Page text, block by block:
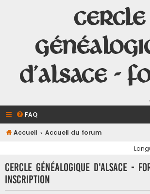
Cercle
d'Alsace -
FAQ
Accueil Accueil du forum
Cercle Généalogique d'Alsace -
Inscription